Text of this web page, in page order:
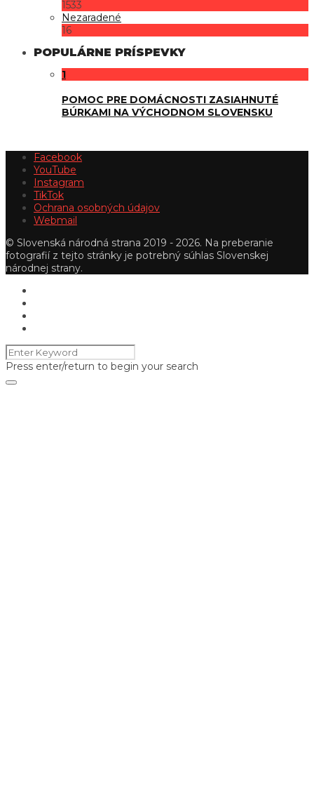
1533
Nezaradené
16
POPULÁRNE PRÍSPEVKY
1
POMOC PRE DOMÁCNOSTI ZASIAHNUTÉ
BÚRKAMI NA VÝCHODNOM SLOVENSKU
Facebook
YouTube
Instagram
TikTok
Ochrana osobných údajov
Webmail
© Slovenská národná strana 2019 - 2026. Na preberanie
fotografií z tejto stránky je potrebný súhlas Slovenskej
národnej strany.
Press enter/return to begin your search